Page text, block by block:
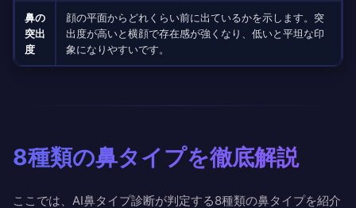
鼻の
突出
度
顔の平面からどれくらい前に出ているかを示します。突
出度が高いと横顔で存在感が強くなり、低いと平坦な印
象になりやすいです。
8種類の鼻タイプを徹底解説
ここでは、AI鼻タイプ診断が判定する8種類の鼻タイプを紹介